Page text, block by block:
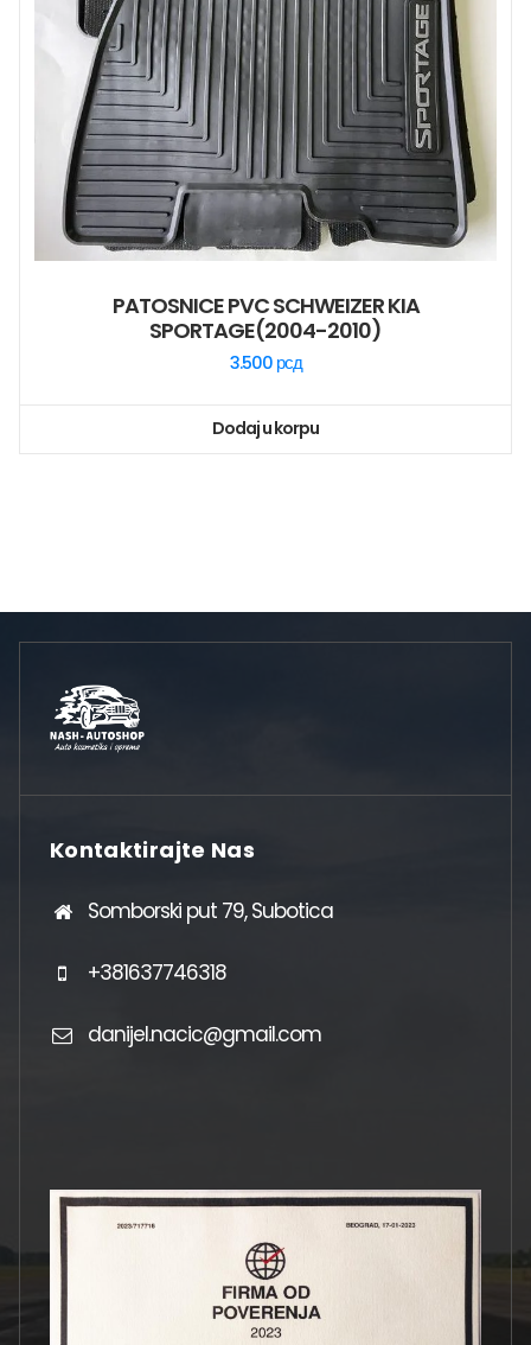
PATOSNICE PVC SCHWEIZER KIA
SPORTAGE(2004-2010)
3.500 рсд
Dodaj u korpu
Kontaktirajte Nas
Somborski put 79, Subotica
+381637746318
danijel.nacic@gmail.com